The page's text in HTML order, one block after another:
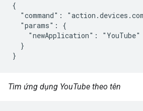
{
"command":
  "params": {
    "newApplication": "YouTube"
  }
}
Tìm ứng dụng YouTube theo tên